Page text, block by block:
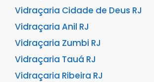
Vidraçaria Cidade de Deus RJ
Vidraçaria Anil RJ
Vidraçaria Zumbi RJ
Vidraçaria Tauá RJ
Vidraçaria Ribeira RJ